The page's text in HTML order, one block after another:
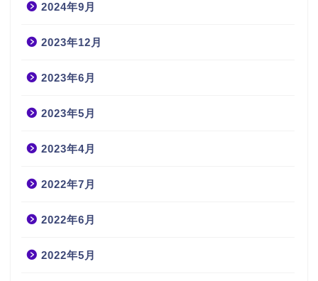
2024年9月
2023年12月
2023年6月
2023年5月
2023年4月
2022年7月
2022年6月
2022年5月